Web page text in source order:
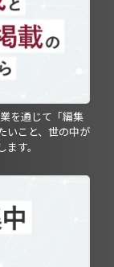
を通じて「編集
いこと、世の中が
す。